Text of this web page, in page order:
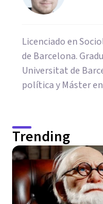
Licenciado en
de Barcelona.
Universitat de
política y Máster
Trending